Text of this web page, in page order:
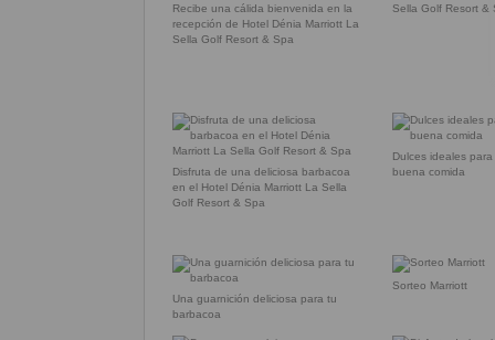
Recibe una cálida bienvenida en la
recepción de Hotel Dénia Marriott La
Sella Golf Resort & Spa
Sella Golf Resort &
Disfruta de una deliciosa barbacoa
en el Hotel Dénia Marriott La Sella
Golf Resort & Spa
Dulces ideales
buena comida
Una guarnición deliciosa para tu
barbacoa
Sorteo Marriott